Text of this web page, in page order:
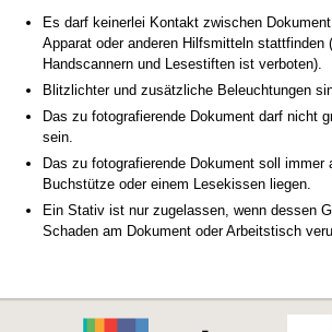
Es darf keinerlei Kontakt zwischen
Apparat oder anderen Hilfsmitteln stattfinden
Handscannern und Lesestiften ist verboten).
Blitzlichter und zusätzliche Beleuchtungen
Das zu fotografierende Dokument darf nicht
sein.
Das zu fotografierende Dokument soll immer
Buchstütze oder einem Lesekissen liegen.
Ein Stativ ist nur zugelassen, wenn dessen
Schaden am Dokument oder Arbeitstisch